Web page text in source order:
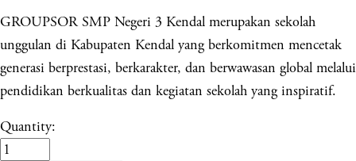
GROUPSOR SMP Negeri 3 Kendal merupakan sekolah
unggulan di Kabupaten Kendal yang berkomitmen mencetak
generasi berprestasi, berkarakter, dan berwawasan global melalui
pendidikan berkualitas dan kegiatan sekolah yang inspiratif.
Quantity: